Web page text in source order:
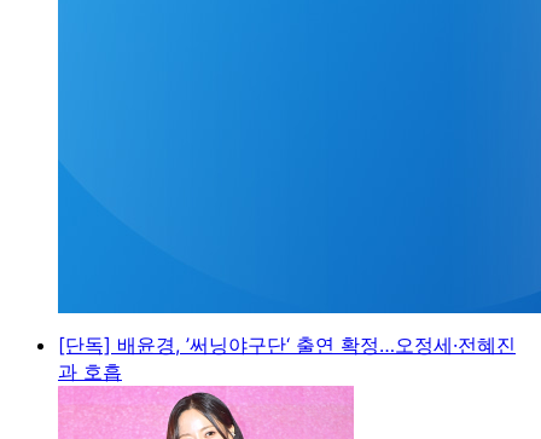
[단독] 배윤경, ’써닝야구단‘ 출연 확정…오정세·전혜진
과 호흡